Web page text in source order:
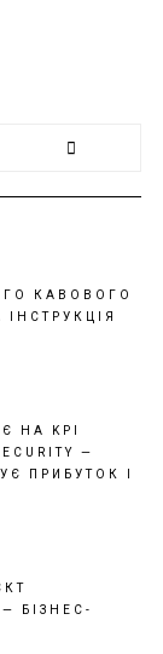
КАВОВОГО
НА KPI
—
ПРИБУТОК І
БІЗНЕС-